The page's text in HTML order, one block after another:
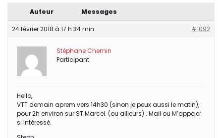
Auteur Messages
24 février 2018 à 17 h 34 min #1092
Stéphane Chemin
Participant
Hello,
VTT demain aprem vers 14h30 (sinon je peux aussi le matin),
pour 2h environ sur ST Marcel. (ou ailleurs) . Mail ou M’appeler
si intéressé.